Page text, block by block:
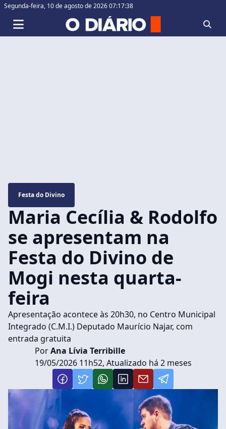
Segunda-feira, 10 de agosto de 2026 07:17:39
Festa do Divino
Maria Cecília & Rodolfo
se apresentam na
Festa do Divino de
Mogi nesta quarta-
feira
Apresentação acontece às 20h30, no Centro Municipal
Integrado (C.M.I.) Deputado Maurício Najar, com
entrada gratuita
PorAna Lívia Terribille
19/05/2026 11h52, Atualizado há 2 meses